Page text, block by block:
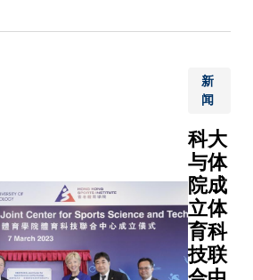
临的挑战
行深入讨
论，旨在
经济可持
续发展，
倡议以负
责任方式
使用海洋
资源。
与者对
亚洲地
区面临
的各种
可持续
发展问
题有了
更深入
的认
港发展
成为智
慧社
会，开
展研究
及技术
转移合
作及培
养人
新
闻
科大
与体
院成
立体
育科
技联